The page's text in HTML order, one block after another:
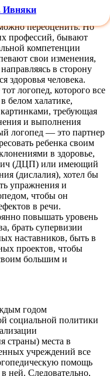
роль логопеда
каждым днем все
переоценить. Но
профессий, бывают
компетенции
свои изменения,
в сторону
здоровья человека.
логопед, которого все
белом халатике,
требующая
и выполнения
логопед — это партнер
ребенка своим
в здоровье,
(ДЦП) или имеющий
(дислалия), хотел бы
упражнения и
чтобы он
в речи.
повышать уровень
брать супервизии
наставников, быть в
проектов, чтобы
большим и
годом
социальной политики
страны) места в
учреждений все
помощь
ней. Следовательно,
Ивняки